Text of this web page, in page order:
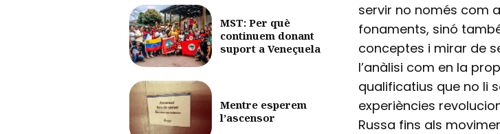
MST: Per què
continuem donant
suport a Veneçuela
Mentre esperem
l’ascensor
servir no només com
fonaments, sinó
conceptes i mirar de
l’anàlisi com en la
qualificatius que no li
experiències
Russa fins als